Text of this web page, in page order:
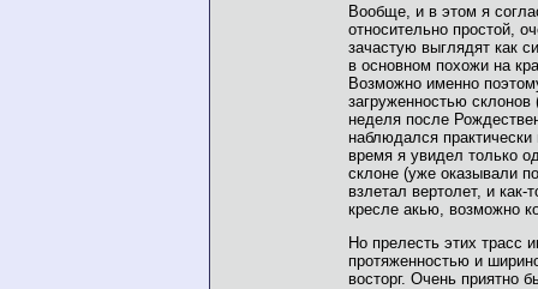
Вообще, и в этом я
относительно простой,
зачастую выглядят как
в основном похожи на
Возможно именно
загруженностью
неделя после
наблюдался
время я увидел только
склоне (уже оказывали
взлетал вертолет, и
кресле акью, возможно
Но прелесть этих трасс
протяженностью и
восторг. Очень приятно